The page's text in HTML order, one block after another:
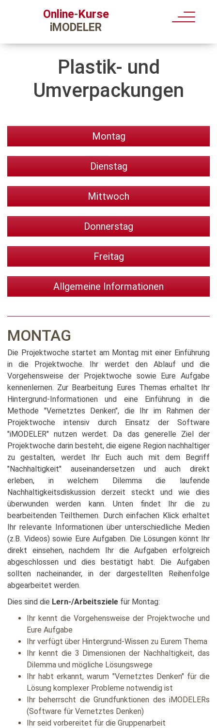
Online-Kurse
iMODELER
Plastik- und
Umverpackungen
Montag
Dienstag
Mittwoch
Donnerstag
Freitag
Allgemeine Informationen
MONTAG
Die Projektwoche startet am Montag mit einer Einführung
in die Projektwoche. Ihr werdet den Ablauf und die
Vorgehensweise der Projektwoche sowie Eure Aufgabe
kennenlernen. Zur Bearbeitung Eures Themas erhaltet Ihr
Hintergrund-Informationen und eine Einführung in die
Methode "Vernetztes Denken", die Ihr im Rahmen der
Projektwoche intensiv durch Einsatz der Software
"iMODELER" nutzen werdet. Da das generelle Ziel der
Projektwoche darin besteht, die eigene Region nachhaltiger
zu gestalten, werdet Ihr Euch auch mit dem Begriff
"Nachhaltigkeit" auseinandersetzen und auch direkt
erleben, in welchem Dilemma die laufende
Nachhaltigkeitsdiskussion derzeit steckt und wie dies
überwunden werden kann. Unten findet Ihr die zu
bearbeitenden Teilthemen. Durch einfachen Klick erhaltet
Ihr relevante Informationen über unterschiedliche Medien
(z.B. Videos) sowie Eure Aufgaben. Die Lösungen könnt Ihr
direkt einsehen, nachdem Ihr die Aufgaben erfolgreich
abgeschlossen und dies bestätigt habt. Die Aufgaben
sollten nacheinander, in der dargestellten Reihenfolge
abgearbeitet werden.
Dies sind die Lern-/Arbeitsziele für Montag:
Ihr kennt die Vorgehensweise der Projektwoche und
Eure Aufgabe
Ihr verfügt über Hintergrund-Wissen zu Eurem Thema
Ihr kennt die 3 Dimensionen der Nachhaltigkeit, das
Dilemma und mögliche Lösungswege
Ihr habt erkannt, warum "Vernetztes Denken" für die
Lösung komplexer Probleme notwendig ist
Ihr beherrscht die Grundfunktionen des iMODELERs
(Software für Vernetztes Denken)
Ihr seid vorbereitet für die Gruppenarbeit